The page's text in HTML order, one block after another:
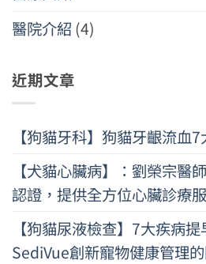
醫院介紹 (4)
近期文章
【狗貓牙科】狗貓牙齦流血
【犬貓心臟病】：劉榮宗醫
認證，提供全方位心臟診療
【狗貓尿液檢查】7大疾病
SediVue創新寵物健康管理